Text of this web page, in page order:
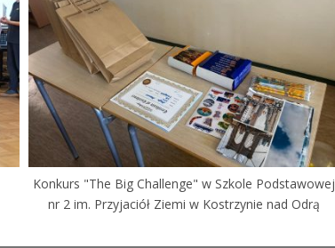
Konkurs "The Big Challenge" w Szkole Podstawowej
nr 2 im. Przyjaciół Ziemi w Kostrzynie nad Odrą